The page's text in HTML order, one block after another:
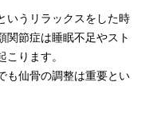
いうリラックスをした時
関節症は睡眠不足やスト
ります。
も仙骨の調整は重要とい